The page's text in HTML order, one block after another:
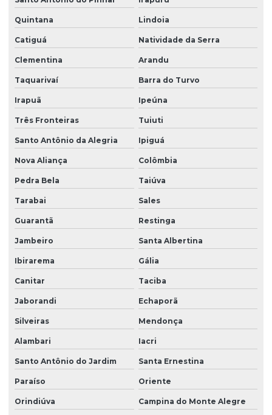
Quintana Lindoia
Catiguá Natividade da Serra
Clementina Arandu
Taquarivaí Barra do Turvo
Irapuã Ipeúna
Três Fronteiras Tuiuti
Santo Antônio da Alegria Ipiguá
Nova Aliança Colômbia
Pedra Bela Taiúva
Tarabai Sales
Guarantã Restinga
Jambeiro Santa Albertina
Ibirarema Gália
Canitar Taciba
Jaborandi Echaporã
Silveiras Mendonça
Alambari Iacri
Santo Antônio do Jardim Santa Ernestina
Paraíso Oriente
Orindiúva Campina do Monte Alegre